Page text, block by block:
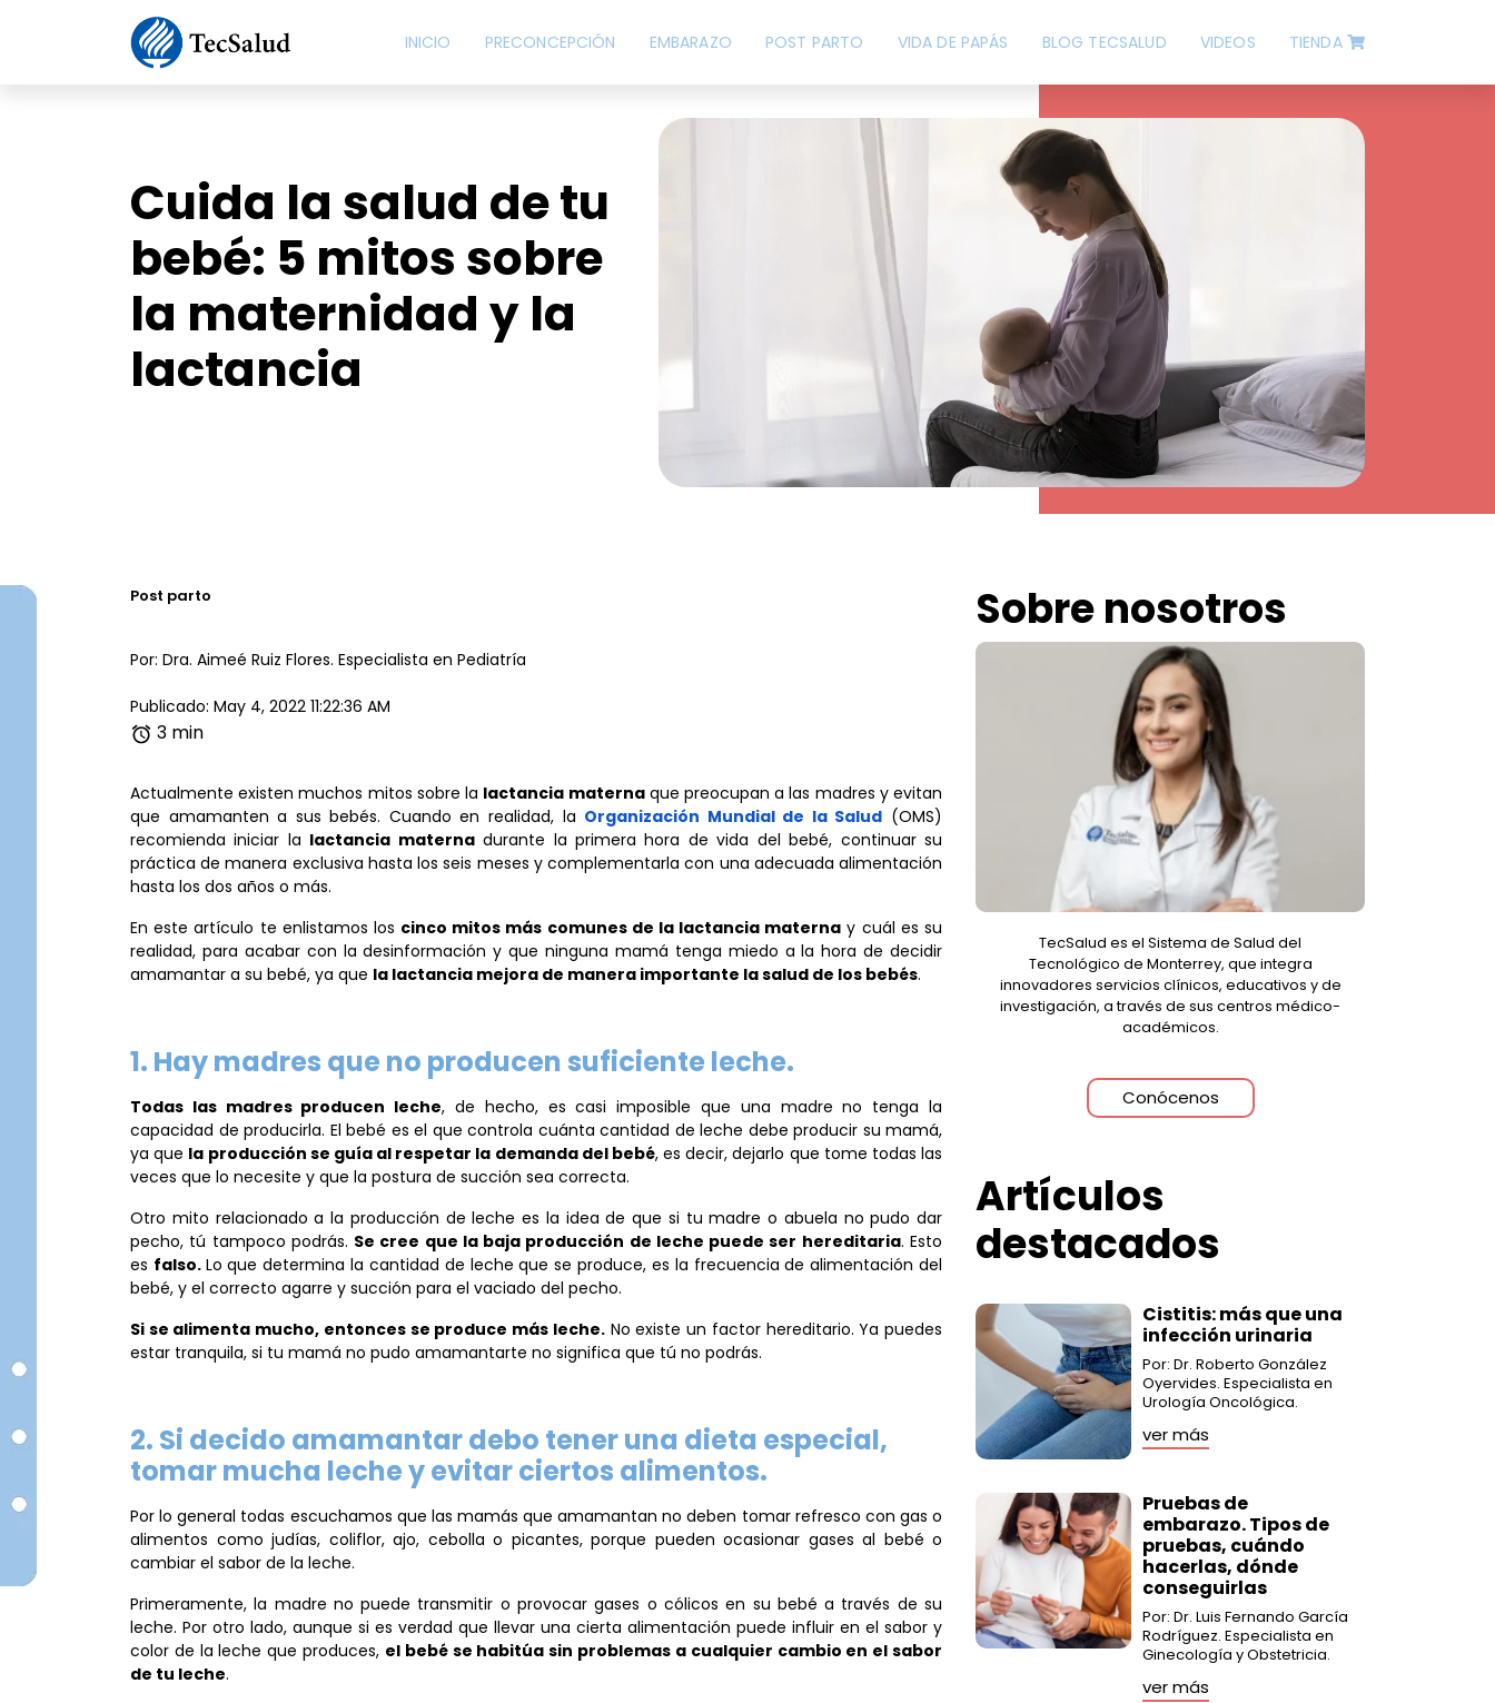
INICIO PRECONCEPCIÓN EMBARAZO POST PARTO VIDA DE PAPÁS BLOG TECSALUD VIDEOS TIENDA
Cuida la salud de tu
bebé: 5 mitos sobre
la maternidad y la
lactancia
Post parto
Por: Dra. Aimeé Ruiz Flores. Especialista en Pediatría
Publicado: May 4, 2022 11:22:36 AM
3 min
Actualmente existen muchos mitos sobre la lactancia maternaque preocupan a las madres y evitan
que amamanten a sus bebés. Cuando en realidad, la Organización Mundial de la Salud (OMS)
recomienda iniciar la lactancia maternadurante la primera hora de vida del bebé, continuar su
práctica de manera exclusiva hasta los seis meses y complementarla con una adecuada alimentación
hasta los dos años o más.
En este artículo te enlistamos los cinco mitos más comunes de la lactancia materna y cuál es su
realidad, para acabar con la desinformación y que ninguna mamá tenga miedo a la hora de decidir
amamantar a su bebé, ya que la lactancia mejora de manera importante la salud de los bebés.
1. Hay madres que no producen suficiente leche.
Todas las madres producen leche, de hecho, es casi imposible que una madre no tenga la
capacidad de producirla. El bebé es el que controla cuánta cantidad de leche debe producir su mamá,
ya que la producción se guía al respetar la demanda del bebé, es decir, dejarlo que tome todas las
veces que lo necesite y que la postura de succión sea correcta.
Otro mito relacionado a la producción de leche es la idea de que si tu madre o abuela no pudo dar
pecho, tú tampoco podrás. Se cree que la baja producción de leche puede ser hereditaria. Esto
es falso. Lo que determina la cantidad de leche que se produce, es la frecuencia de alimentación del
bebé, y el correcto agarre y succión para el vaciado del pecho.
Si se alimenta mucho, entonces se produce más leche.No existe un factor hereditario. Ya puedes
estar tranquila, si tu mamá no pudo amamantarte no significa que tú no podrás.
2. Si decido amamantar debo tener una dieta especial,
tomar mucha leche y evitar ciertos alimentos.
Por lo general todas escuchamos que las mamás que amamantan no deben tomar refresco con gas o
alimentos como judías, coliflor, ajo, cebolla o picantes, porque pueden ocasionar gases al bebé o
cambiar el sabor de la leche.
Primeramente, la madre no puede transmitir o provocar gases o cólicos en su bebé a través de su
leche. Por otro lado, aunque si es verdad que llevar una cierta alimentación puede influir en el sabor y
color de la leche que produces, el bebé se habitúa sin problemas a cualquier cambio en el sabor
de tu leche.
Sobre nosotros
TecSalud es el Sistema de Salud del
Tecnológico de Monterrey, que integra
innovadores servicios clínicos, educativos y de
investigación, a través de sus centros médico-
académicos.
Conócenos
Artículos
destacados
Cistitis: más que una
infección urinaria
Por: Dr. Roberto González
Oyervides. Especialista en
Urología Oncológica.
ver más
Pruebas de
embarazo. Tipos de
pruebas, cuándo
hacerlas, dónde
conseguirlas
Por: Dr. Luis Fernando García
Rodríguez. Especialista en
Ginecología y Obstetricia.
ver más